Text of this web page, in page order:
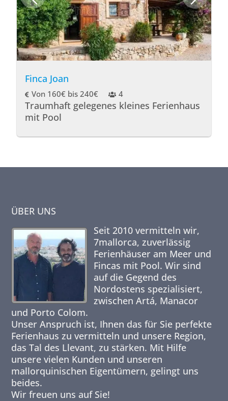
Finca Joan
Von 160€ bis 240€ 4
Traumhaft gelegenes kleines Ferienhaus
mit Pool
ÜBER UNS
Seit 2010 vermitteln wir,
7mallorca, zuverlässig
Ferienhäuser am Meer und
Fincas mit Pool. Wir sind
auf die Gegend des
Nordostens spezialisiert,
zwischen Artá, Manacor
und Porto Colom.
Unser Anspruch ist, Ihnen das für Sie perfekte
Ferienhaus zu vermitteln und unsere Region,
das Tal des Llevant, zu stärken. Mit Hilfe
unsere vielen Kunden und unseren
mallorquinischen Eigentümern, gelingt uns
beides.
Wir freuen uns auf Sie!